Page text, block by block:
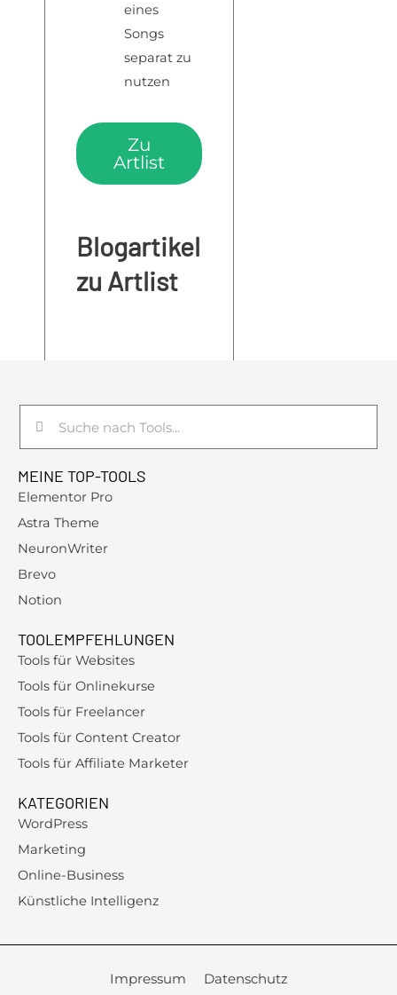
eines
Songs
separat zu
nutzen
Zu
Artlist
Blogartikel
zu Artlist
MEINE TOP-TOOLS
Elementor Pro
Astra Theme
NeuronWriter
Brevo
Notion
TOOLEMPFEHLUNGEN
Tools für Websites
Tools für Onlinekurse
Tools für Freelancer
Tools für Content Creator
Tools für Affiliate Marketer
KATEGORIEN
WordPress
Marketing
Online-Business
Künstliche Intelligenz
Impressum Datenschutz